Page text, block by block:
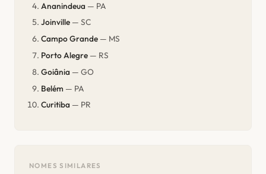
Ananindeua — PA
Joinville — SC
Campo Grande — MS
Porto Alegre — RS
Goiânia — GO
Belém — PA
Curitiba — PR
NOMES SIMILARES